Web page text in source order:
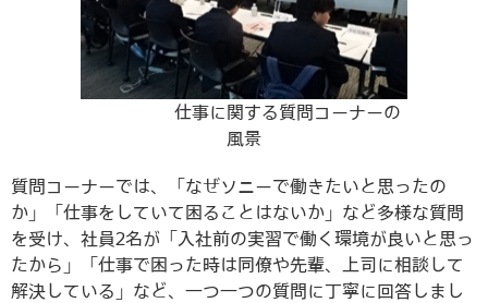
仕事に関する質問コーナーの
風景
質問コーナーでは、「なぜソニーで働きたいと思ったの
か」「仕事をしていて困ることはないか」など多様な質問
を受け、社員2名が「入社前の実習で働く環境が良いと思っ
たから」「仕事で困った時は同僚や先輩、上司に相談して
解決している」など、一つ一つの質問に丁寧に回答しまし